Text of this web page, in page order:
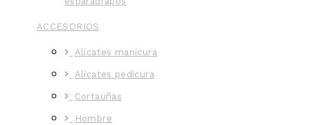
ACCESORIOS
Alicates manicura
Alicates pedicura
Cortauñas
Hombre